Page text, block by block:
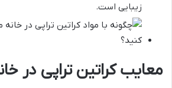
زیبایی است.
معایب کراتین تراپی در